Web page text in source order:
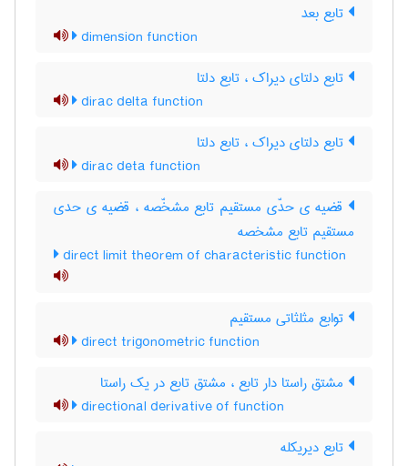
تابع بعد
dimension function
تابع دلتای دیراک ، تابع دلتا
dirac delta function
تابع دلتای دیراک ، تابع دلتا
dirac deta function
قضیه ی حدّی مستقیم تابع مشخّصه ، قضیه ی حدی
مستقیم تابع مشخصه
direct limit theorem of characteristic function
توابع مثلثاتی مستقیم
direct trigonometric function
مشتق راستا دار تابع ، مشتق تابع در یک راستا
directional derivative of function
تابع دیریکله